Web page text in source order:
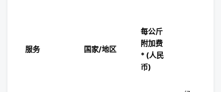
服务 国家/地区
每公斤
附加费
* (人民
币)